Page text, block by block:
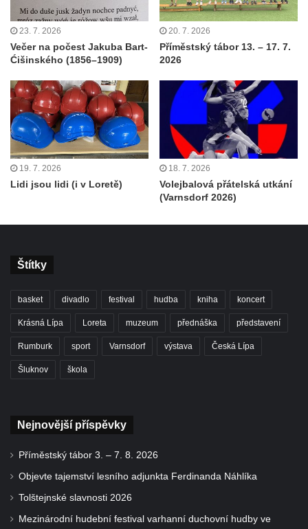
23. 7. 2026
Večer na počest Jakuba Bart-
Ćišinského (1856–1909)
20. 7. 2026
Příměstský tábor 13. – 17. 7.
2026
19. 7. 2026
Lidi jsou lidi (i v Loretě)
18. 7. 2026
Volejbalová přátelská utkání
(Varnsdorf 2026)
Štítky
basket divadlo festival hudba kniha koncert
Krásná Lípa Loreta muzeum přednáška představení
Rumburk sport Varnsdorf výstava Česká Lípa
Šluknov škola
Nejnovější příspěvky
Příměstský tábor 3. – 7. 8. 2026
Objevte tajemství lesního adjunkta Ferdinanda Náhlíka
Tolštejnské slavnosti 2026
Mezinárodní hudební festival varhanní duchovní hudby ve